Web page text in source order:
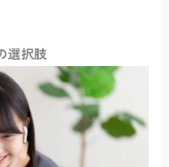
選択肢